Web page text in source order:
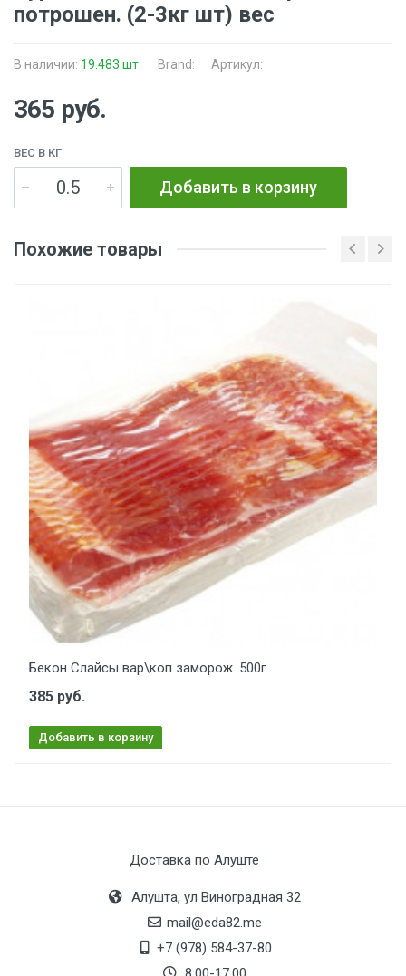
потрошен. (2-3кг шт) вес
В наличии: 19.483 шт. Brand: Артикул:
365 руб.
ВЕС В КГ
Добавить в корзину
Похожие товары
Бекон Слайсы вар\коп заморож. 500г
385 руб.
Добавить в корзину
Доставка по Алуште
Алушта, ул Виноградная 32
mail@eda82.me
+7 (978) 584-37-80